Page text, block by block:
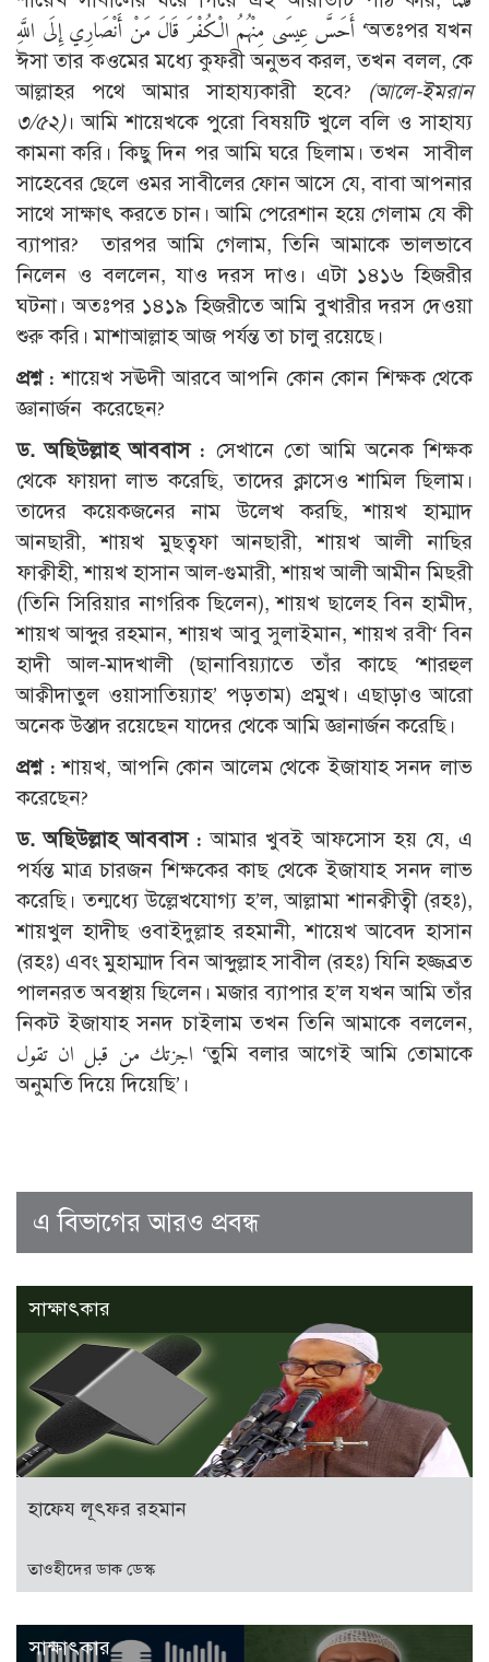
أَحَسَّ عِيسَى مِنْهُمُ الْكُفْرَ قَالَ مَنْ أَنْصَارِي إِلَى اللَّهِ ‘অতঃপর যখন
ঈসা তার কওমের মধ্যে কুফরী অনুভব করল, তখন বলল, কে
আল্লাহর পথে আমার সাহায্যকারী হবে? (আলে-ইমরান
৩/৫২)। আমি শায়েখকে পুরো বিষয়টি খুলে বলি ও সাহায্য
কামনা করি। কিছু দিন পর আমি ঘরে ছিলাম। তখন সাবীল
সাহেবের ছেলে ওমর সাবীলের ফোন আসে যে, বাবা আপনার
সাথে সাক্ষাৎ করতে চান। আমি পেরেশান হয়ে গেলাম যে কী
ব্যাপার? তারপর আমি গেলাম, তিনি আমাকে ভালভাবে
নিলেন ও বললেন, যাও দরস দাও। এটা ১৪১৬ হিজরীর
ঘটনা। অতঃপর ১৪১৯ হিজরীতে আমি বুখারীর দরস দেওয়া
শুরু করি। মাশাআল্লাহ আজ পর্যন্ত তা চালু রয়েছে।
প্রশ্ন : শায়েখ সঊদী আরবে আপনি কোন কোন শিক্ষক থেকে
জ্ঞানার্জন করেছেন?
ড. অছিউল্লাহ আববাস : সেখানে তো আমি অনেক শিক্ষক
থেকে ফায়দা লাভ করেছি, তাদের ক্লাসেও শামিল ছিলাম।
তাদের কয়েকজনের নাম উলে­খ করছি, শায়খ হাম্মাদ
আনছারী, শায়খ মুছত্বফা আনছারী, শায়খ আলী নাছির
ফাক্বীহী, শায়খ হাসান আল-গুমারী, শায়খ আলী আমীন মিছরী
(তিনি সিরিয়ার নাগরিক ছিলেন), শায়খ ছালেহ বিন হামীদ,
শায়খ আব্দুর রহমান, শায়খ আবু সুলাইমান, শায়খ রবী‘ বিন
হাদী আল-মাদখালী (ছানাবিয়্যাতে তাঁর কাছে ‘শারহুল
আক্বীদাতুল ওয়াসাতিয়্যাহ’ পড়তাম) প্রমুখ। এছাড়াও আরো
অনেক উস্তাদ রয়েছেন যাদের থেকে আমি জ্ঞানার্জন করেছি।
প্রশ্ন : শায়খ, আপনি কোন আলেম থেকে ইজাযাহ সনদ লাভ
করেছেন?
ড. অছিউল্লাহ আববাস : আমার খুবই আফসোস হয় যে, এ
পর্যন্ত মাত্র চারজন শিক্ষকের কাছ থেকে ইজাযাহ সনদ লাভ
করেছি। তন্মধ্যে উল্লেখযোগ্য হ’ল, আল্লামা শানক্বীত্বী (রহঃ),
শায়খুল হাদীছ ওবাইদুল্লাহ রহমানী, শায়েখ আবেদ হাসান
(রহঃ) এবং মুহাম্মাদ বিন আব্দুল্লাহ সাবীল (রহঃ) যিনি হজ্জব্রত
পালনরত অবস্থায় ছিলেন। মজার ব্যাপার হ’ল যখন আমি তাঁর
নিকট ইজাযাহ সনদ চাইলাম তখন তিনি আমাকে বললেন,
اجزتك من قبل ان تقول ‘তুমি বলার আগেই আমি তোমাকে
অনুমতি দিয়ে দিয়েছি’।
এ বিভাগের আরও প্রবন্ধ
সাক্ষাৎকার
হাফেয লূৎফর রহমান
তাওহীদের ডাক ডেস্ক
সাক্ষাৎকার